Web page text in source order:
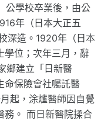
公學校卒業後，由公
年（日本大正五
深造。1920年（日本
學位；次年三月，辭
鄉建立「日新醫
命保險會社囑託醫
起，涂爐醫師因自覺
務。 而日新醫院揉合